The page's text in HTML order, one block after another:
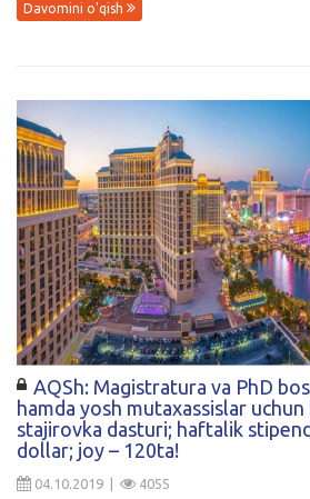
Davomini o'qish
AQSh: Magistratura va PhD
hamda yosh mutaxassislar uchun
stajirovka dasturi; haftalik
dollar; joy – 120ta!
04.10.2019 | 4055